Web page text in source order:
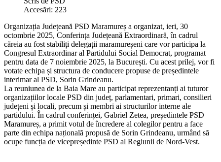
Accesări: 223
Organizația Județeană PSD Maramureș a organizat, ieri, 30
octombrie 2025, Conferința Județeană Extraordinară, în cadrul
căreia au fost stabiliți delegații maramureșeni care vor participa la
Congresul Extraordinar al Partidului Social Democrat, programat
pentru data de 7 noiembrie 2025, la București. Cu acest prilej, vor fi
votate echipa și structura de conducere propuse de președintele
interimar al PSD, Sorin Grindeanu.
La reuniunea de la Baia Mare au participat reprezentanți ai tuturor
organizațiilor locale PSD din județ, parlamentari, primari, consilieri
județeni și locali, precum și membri ai structurilor interne ale
partidului. În cadrul conferinței, Gabriel Zetea, președintele PSD
Maramureș, a primit votul de încredere al colegilor pentru a face
parte din echipa națională propusă de Sorin Grindeanu, urmând să
ocupe funcția de vicepreședinte PSD al Regiunii de Nord-Vest.